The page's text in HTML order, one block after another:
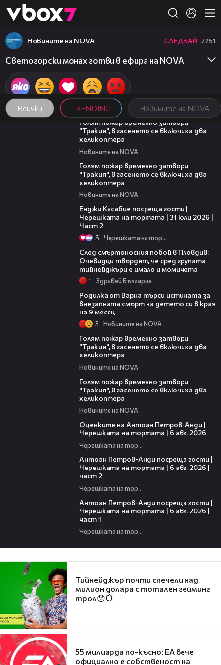
👾
Всички TRENDING Новините на NOVA
Новините на NOVA СЛЕДВАЙ 2751
Светогорски монах готви в ефира на NOVA
03:06
Голям пожар временно затвори
"Тракия", в гасенето се включиха два
хеликоптера
Новините на NOVA
Голям пожар временно затвори
"Тракия", в гасенето се включиха два
хеликоптера
Новините на NOVA
Енджи Касабие посреща гости |
Черешката на тортата | 31 юли 2026 |
Част 2
5 Черешката на тортата
След смъртоносния побой в Пловдив:
Очевидци твърдят, че сред групата
тийнейджъри е имало и момичета
1 Здравей България
Родилка от Варна търси истината за
внезапната смърт на детето си в края
на 9 месец
3 Новините на NOVA
Голям пожар временно затвори
"Тракия", в гасенето се включиха два
хеликоптера
Новините на NOVA
Голям пожар временно затвори
"Тракия", в гасенето се включиха два
хеликоптера
Новините на NOVA
Оценките на Антоан Петров-Анди |
Черешката на тортата | 6 авг. 2026
Черешката на тортата
Антоан Петров-Анди посреща гости |
Черешката на тортата | 6 авг. 2026 |
част 2
Черешката на тортата
Антоан Петров-Анди посреща гости |
Черешката на тортата | 6 авг. 2026 |
част 1
Черешката на тортата
Тийнейджър почти спечели над
милион долара с тотален гейминг
трол😯💥
55 милиарда по-късно: EA вече
официално е собственост на